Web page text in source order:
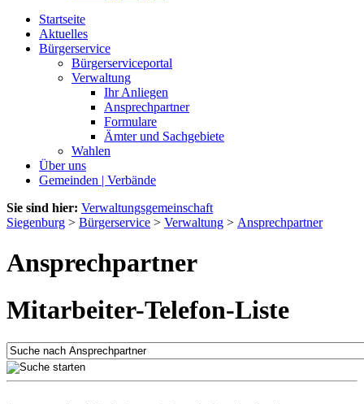
Startseite
Aktuelles
Bürgerservice
Bürgerserviceportal
Verwaltung
Ihr Anliegen
Ansprechpartner
Formulare
Ämter und Sachgebiete
Wahlen
Über uns
Gemeinden | Verbände
Sie sind hier: Verwaltungsgemeinschaft
Siegenburg > Bürgerservice > Verwaltung > Ansprechpartner
Ansprechpartner
Mitarbeiter-Telefon-Liste